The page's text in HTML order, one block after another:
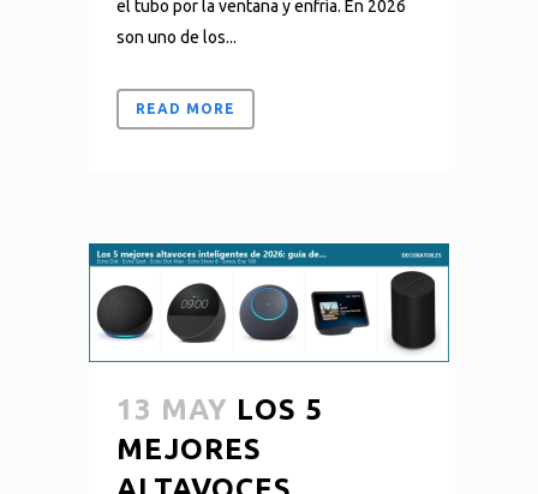
el tubo por la ventana y enfría. En 2026
son uno de los...
READ MORE
13 MAY LOS 5
MEJORES